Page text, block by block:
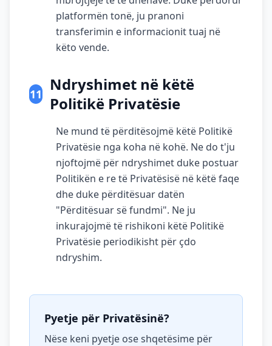
platformën tonë, ju pranoni
transferimin e informacionit tuaj në
këto vende.
11
Ndryshimet në këtë
Politikë Privatësie
Ne mund të përditësojmë këtë Politikë
Privatësie nga koha në kohë. Ne do t'ju
njoftojmë për ndryshimet duke postuar
Politikën e re të Privatësisë në këtë faqe
dhe duke përditësuar datën
"Përditësuar së fundmi". Ne ju
inkurajojmë të rishikoni këtë Politikë
Privatësie periodikisht për çdo
ndryshim.
Pyetje për Privatësinë?
Nëse keni pyetje ose shqetësime për